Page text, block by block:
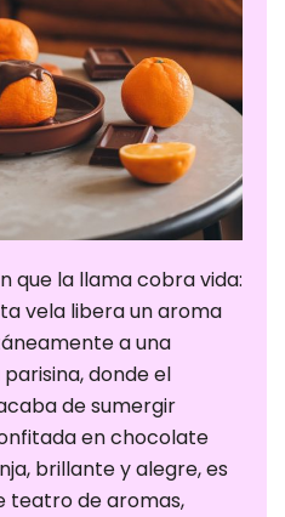
que la llama cobra vida:
vela libera un aroma
a una
donde el
de sumergir
en chocolate
brillante y alegre, es
teatro de aromas,